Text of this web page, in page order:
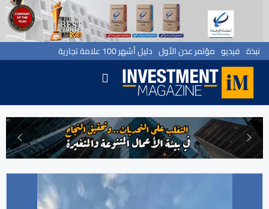
نبذة فيديو مؤتمر عدن الأول دليل أشهر 100 علامة تجارية